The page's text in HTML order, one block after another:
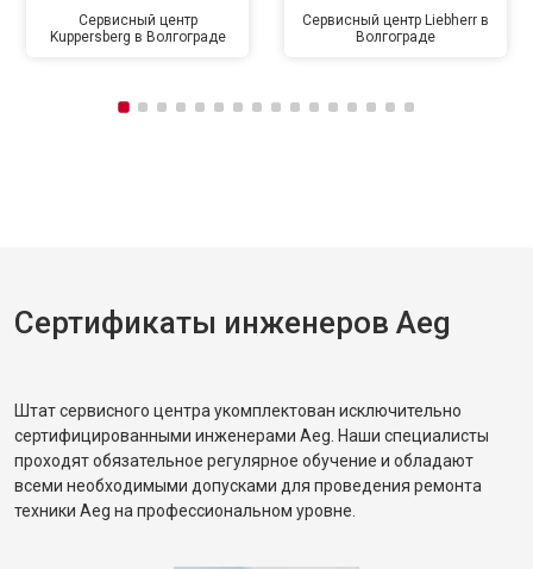
Сервисный центр
Kuppersberg в Волгограде
Сервисный центр Liebherr в
Волгограде
Сертификаты инженеров Aeg
Штат сервисного центра укомплектован исключительно
сертифицированными инженерами Aeg. Наши специалисты
проходят обязательное регулярное обучение и обладают
всеми необходимыми допусками для проведения ремонта
техники Aeg на профессиональном уровне.